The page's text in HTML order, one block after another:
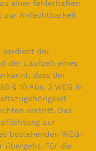
einer fehlerhaften
zur Anfechtbarkeit
verdient der
der Laufzeit eines
dass der
§ 10 Abs. 3 WEG in
eintritt. Das
zur
bestehenden WEG-
übergeht. Für die